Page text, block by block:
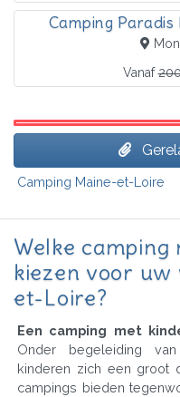
Camping
Vanaf
Camping Maine-et-Loire
Welke
kiezen voor uw
et-Loire?
Een camping met
Onder begeleiding
kinderen zich een groot
campings bieden